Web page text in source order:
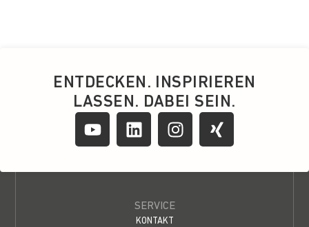
ENTDECKEN. INSPIRIEREN
LASSEN. DABEI SEIN.
SERVICE
KONTAKT